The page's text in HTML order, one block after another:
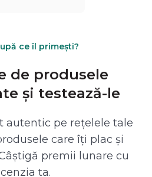
ce îl primești?
de produsele
și testează-le
autentic pe rețelele tale
care îți plac și
premii lunare cu
ta.